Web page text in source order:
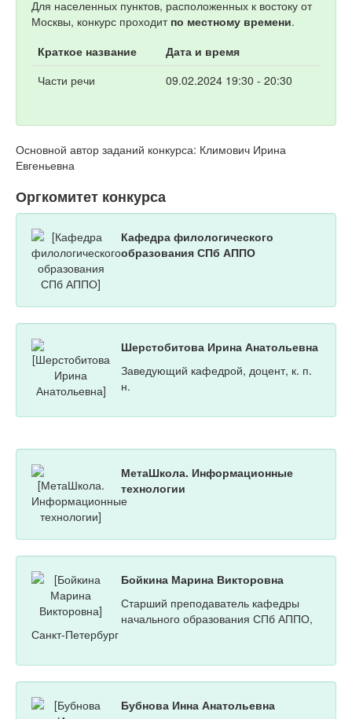
Для населенных пунктов, расположенных к востоку от
Москвы, конкурс проходит по местному времени.
Краткое название
Дата и время
Части речи
09.02.2024 19:30 - 20:30
Основной автор заданий конкурса: Климович Ирина
Евгеньевна
Оргкомитет конкурса
Кафедра филологического
образования СПб АППО
Шерстобитова Ирина Анатольевна
Заведующий кафедрой, доцент, к. п.
н.
МетаШкола. Информационные
технологии
Бойкина Марина Викторовна
Старший преподаватель кафедры
начального образования СПб АППО,
Санкт-Петербург
Бубнова Инна Анатольевна